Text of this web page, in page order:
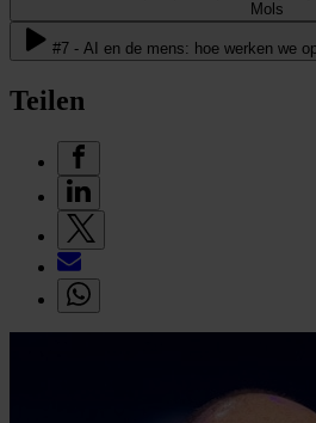
Mols
#7 - AI en de mens: hoe werken we
Teilen